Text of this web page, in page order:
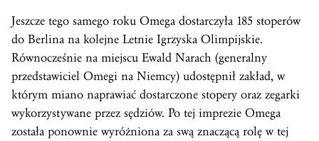
Jeszcze tego samego roku Omega dostarczyła 185 stoperów
do Berlina na kolejne Letnie Igrzyska Olimpijskie.
Równocześnie na miejscu Ewald Narach (generalny
przedstawiciel Omegi na Niemcy) udostępnił zakład, w
którym miano naprawiać dostarczone stopery oraz zegarki
wykorzystywane przez sędziów. Po tej imprezie Omega
została ponownie wyróżniona za swą znaczącą rolę w tej